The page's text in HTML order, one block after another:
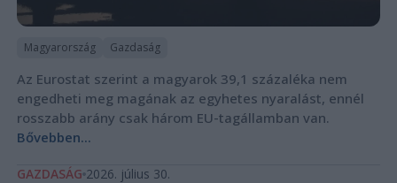
Magyarország Gazdaság
Az Eurostat szerint a magyarok 39,1 százaléka nem
engedheti meg magának az egyhetes nyaralást, ennél
rosszabb arány csak három EU-tagállamban van.
Bővebben...
GAZDASÁG 2026. július 30.